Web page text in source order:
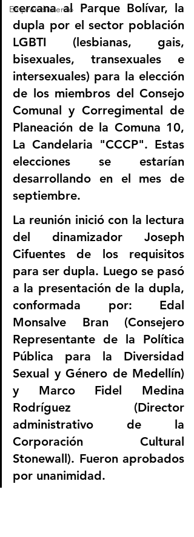
Emprendimiento
cercana al Parque Bolívar, la
dupla por el sector población
LGBTI (lesbianas, gais,
bisexuales, transexuales e
intersexuales) para la elección
de los miembros del Consejo
Comunal y Corregimental de
Planeación de la Comuna 10,
La Candelaria "CCCP". Estas
elecciones se estarían
desarrollando en el mes de
septiembre.
La reunión inició con la lectura
del dinamizador Joseph
Cifuentes de los requisitos
para ser dupla. Luego se pasó
a la presentación de la dupla,
conformada por: Edal
Monsalve Bran (Consejero
Representante de la Política
Pública para la Diversidad
Sexual y Género de Medellín)
y Marco Fidel Medina
Rodríguez (Director
administrativo de la
Corporación Cultural
Stonewall). Fueron aprobados
por unanimidad.